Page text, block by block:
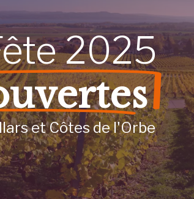
2025
et Côtes de l'Orbe